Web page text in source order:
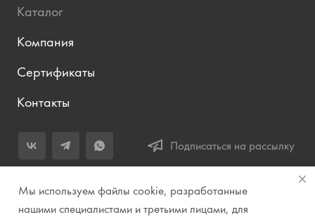
Каталог
Компания
Сертификаты
Контакты
Подписаться на рассылку
+7 (343) 283-04-11
Заказать звонок
Мы используем файлы cookie, разработанные
нашими специалистами и третьими лицами, для